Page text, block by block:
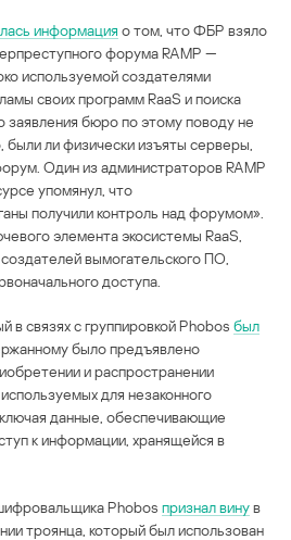
информация о том, что ФБР взяло
форума RAMP —
используемой создателями
своих программ RaaS и поиска
заявления бюро по этому поводу не
были ли физически изъяты серверы,
Один из администраторов RAMP
упомянул, что
получили контроль над форумом».
элемента экосистемы RaaS,
вымогательского ПО,
доступа.
связях с группировкой Phobos был
было предъявлено
и распространении
для незаконного
данные, обеспечивающие
к информации, хранящейся в
Phobos признал винув
троянца, который был использован